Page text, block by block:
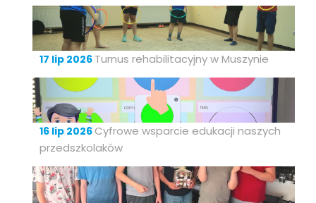
17 lip 2026 Turnus rehabilitacyjny w Muszynie
16 lip 2026 Cyfrowe wsparcie edukacji naszych
przedszkolaków